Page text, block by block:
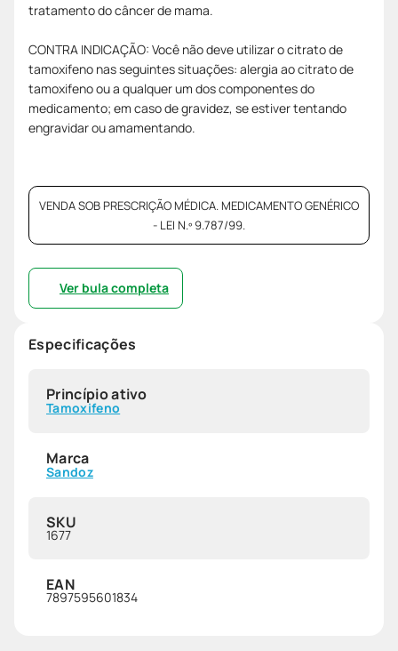
tratamento do câncer de mama.
CONTRA INDICAÇÃO: Você não deve utilizar o citrato de
tamoxifeno nas seguintes situações: alergia ao citrato de
tamoxifeno ou a qualquer um dos componentes do
medicamento; em caso de gravidez, se estiver tentando
engravidar ou amamentando.
VENDA SOB PRESCRIÇÃO MÉDICA. MEDICAMENTO GENÉRICO
- LEI N.º 9.787/99.
Ver bula completa
Especificações
Princípio ativo
Tamoxifeno
Marca
Sandoz
SKU
1677
EAN
7897595601834